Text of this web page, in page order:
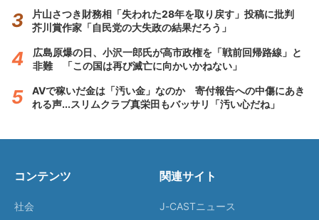
片山さつき財務相「失われた28年を取り戻す」投稿に批判
芥川賞作家「自民党の大失政の結果だろう」
広島原爆の日、小沢一郎氏が高市政権を「戦前回帰路線」と
非難 「この国は再び滅亡に向かいかねない」
AVで稼いだ金は「汚い金」なのか 寄付報告への中傷にあき
れる声...スリムクラブ真栄田もバッサリ「汚い心だね」
コンテンツ
社会
関連サイト
J-CASTニュース